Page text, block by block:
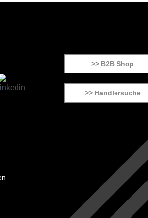
>> B2B Shop
>> Händlersuche